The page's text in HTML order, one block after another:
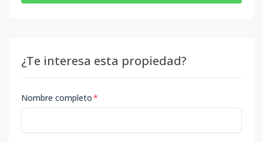
¿Te interesa esta propiedad?
Nombre completo*